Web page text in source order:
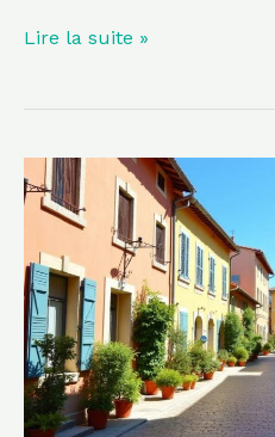
Lire la suite »
Trop
souvent
par
Toulouse,
cette
ville
d’Occitanie